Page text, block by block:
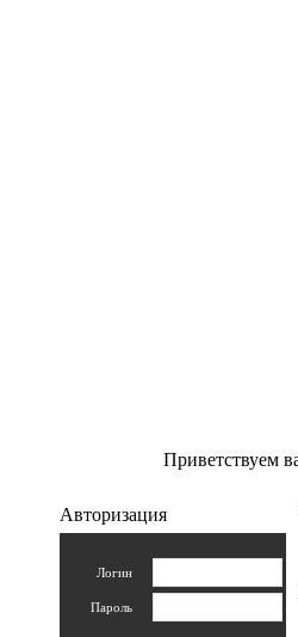
Приветствуем
Авторизация
Логин
Пароль